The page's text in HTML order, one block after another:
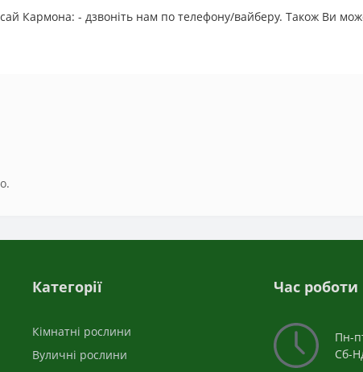
Кармона: - дзвоніть нам по телефону/вайберу. Також Ви
Категорії
Кімнатні рослини
Вуличні рослини
Час роботи
Пн-
Сб-